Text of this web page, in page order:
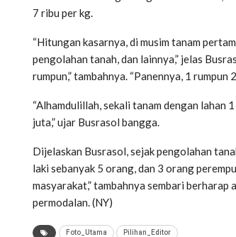
7 ribu per kg.
“Hitungan kasarnya, di musim tanam
pengolahan tanah, dan lainnya,” jelas
rumpun,” tambahnya. “Panennya, 1
“Alhamdulillah, sekali tanam dengan
juta,” ujar Busrasol bangga.
Dijelaskan Busrasol, sejak pengolahan
laki sebanyak 5 orang, dan 3 orang
masyarakat,” tambahnya sembari
permodalan. (NY)
Foto_Utama Pilihan_Editor